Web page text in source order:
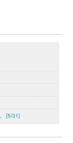
[5/31]